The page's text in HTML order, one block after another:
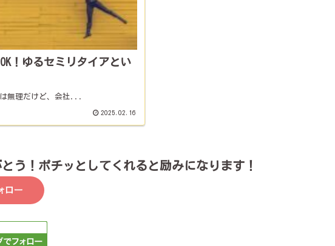
！ゆるセミリタイアとい
無理だけど、会社...
2025.02.16
う！ポチッとしてくれると励みになります！